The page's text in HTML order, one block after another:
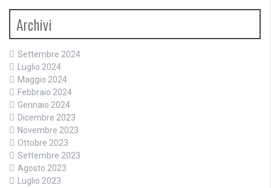
Archivi
Settembre 2024
Luglio 2024
Maggio 2024
Febbraio 2024
Gennaio 2024
Dicembre 2023
Novembre 2023
Ottobre 2023
Settembre 2023
Agosto 2023
Luglio 2023